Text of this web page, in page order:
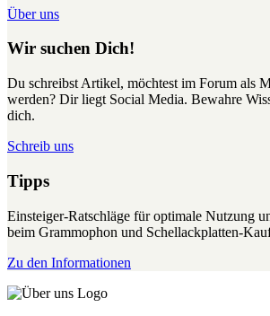
Über uns
Wir suchen Dich!
Du schreibst Artikel, möchtest im Forum als
werden? Dir liegt Social Media. Bewahre
dich.
Schreib uns
Tipps
Einsteiger-Ratschläge für optimale Nutzung
beim Grammophon und Schellackplatten-
Zu den Informationen